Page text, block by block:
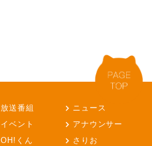
放送番組
ニュース
イベント
アナウンサー
OH!くん さりお